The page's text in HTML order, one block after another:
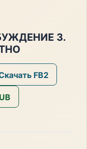
3.
FB2